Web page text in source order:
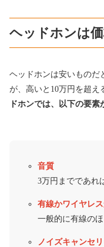
ヘッドホンは
ヘッドホンは安いものだ
が、高いと10万円を超え
ドホンでは、以下の要素
音質
3万円までであれ
有線かワイヤレ
一般的に有線の
ノイズキャンセ